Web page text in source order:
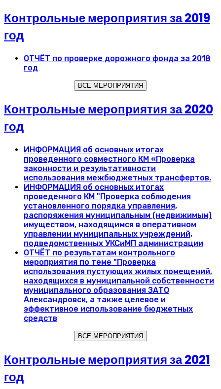
Контрольные мероприятия за 2019
год
ОТЧЁТ по проверке дорожного фонда за 2018
год
ВСЕ МЕРОПРИЯТИЯ
Контрольные мероприятия за 2020
год
ИНФОРМАЦИЯ об основных итогах
проведенного совместного КМ «Проверка
законности и результативности
использования межбюджетных трансфертов.
ИНФОРМАЦИЯ об основных итогах
проведенного КМ "Проверка соблюдения
установленного порядка управления,
распоряжения муниципальным (недвижимым)
имуществом, находящимся в оперативном
управлении муниципальных учреждений,
подведомственных УКСиМП администрации
ОТЧЁТ по результатам контрольного
мероприятия по теме "Проверка
использования пустующих жилых помещений,
находящихся в муниципальной собственности
муниципального образования ЗАТО
Александровск, а также целевое и
эффективное использование бюджетных
средств
ВСЕ МЕРОПРИЯТИЯ
Контрольные мероприятия за 2021
год